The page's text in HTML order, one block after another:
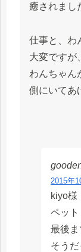
癒されまし
仕事と、わ
大変ですが、
わんちゃん
側にいてあ
2015年
kiyo様
ペット
最後ま
そうだ